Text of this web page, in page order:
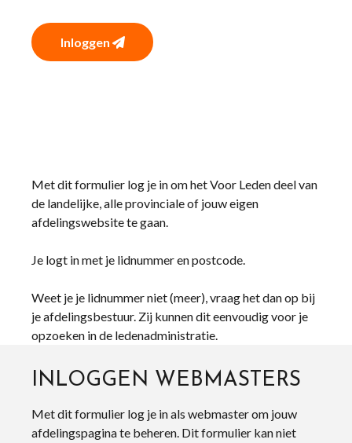
Inloggen
Met dit formulier log je in om het Voor Leden deel van
de landelijke, alle provinciale of jouw eigen
afdelingswebsite te gaan.
Je logt in met je lidnummer en postcode.
Weet je je lidnummer niet (meer), vraag het dan op bij
je afdelingsbestuur. Zij kunnen dit eenvoudig voor je
opzoeken in de ledenadministratie.
INLOGGEN WEBMASTERS
Met dit formulier log je in als webmaster om jouw
afdelingspagina te beheren. Dit formulier kan niet